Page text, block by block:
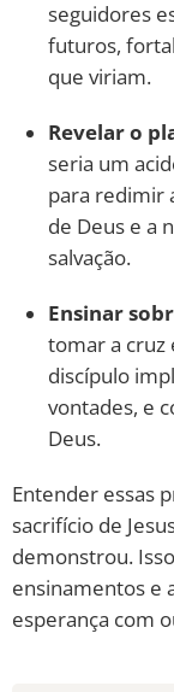
seguidores
futuros,
que viriam.
Revelar o
seria um
para redimir
de Deus e a
salvação.
Ensinar
tomar a cruz
discípulo
vontades, e
Deus.
Entender essas
sacrifício de
demonstrou.
ensinamentos e
esperança com